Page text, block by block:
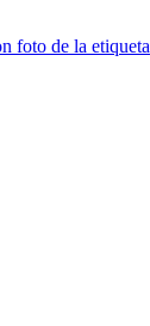
foto de la etiqueta